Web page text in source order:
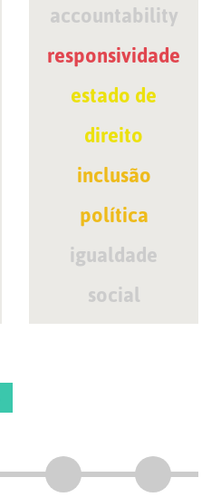
accountability
responsividade
estado de
direito
inclusão
política
igualdade
social